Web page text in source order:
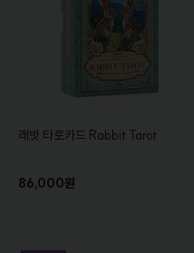
래빗 타로카드 Rabbit Tarot
86,000원